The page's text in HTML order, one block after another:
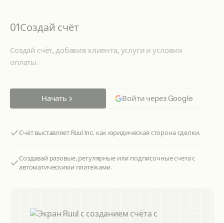
01Создай счёт
Создай счёт, добавив клиента, услуги и условия
оплаты.
Начать Войти через Google
Счёт выставляет Ruul Inc. как юридическая сторона сделки.
Создавай разовые, регулярные или подписочные счета с
автоматическими платежами.